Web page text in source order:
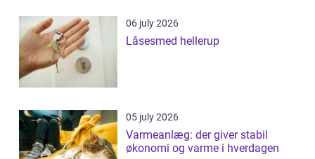
06 july 2026
Låsesmed hellerup
05 july 2026
Varmeanlæg: der giver stabil
økonomi og varme i hverdagen